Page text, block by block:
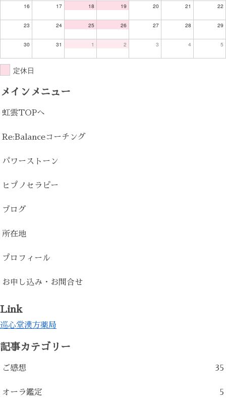
16 17 18 19 20 21 22
23 24 25 26 27 28 29
30 31 1 2 3 4 5
定休日
メインメニュー
虹雲TOPへ
Re:Balanceコーチング
パワーストーン
ヒプノセラピー
ブログ
所在地
プロフィール
お申し込み・お問合せ
Link
巡心堂漢方薬局
記事カテゴリー
ご感想 35
オーラ鑑定 5